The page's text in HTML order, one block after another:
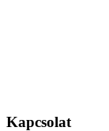
Kapcsolat